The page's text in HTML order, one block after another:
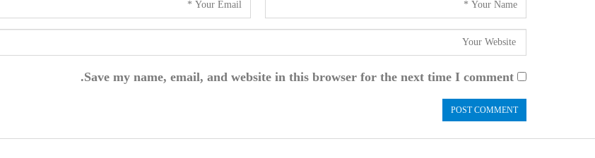
Save my name, email, and website in this browser for the next time I comment.